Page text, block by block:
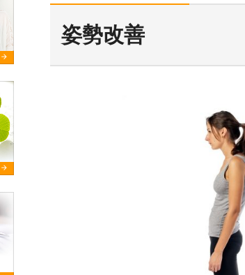
姿勢改善
arrow_forward
arrow_forward